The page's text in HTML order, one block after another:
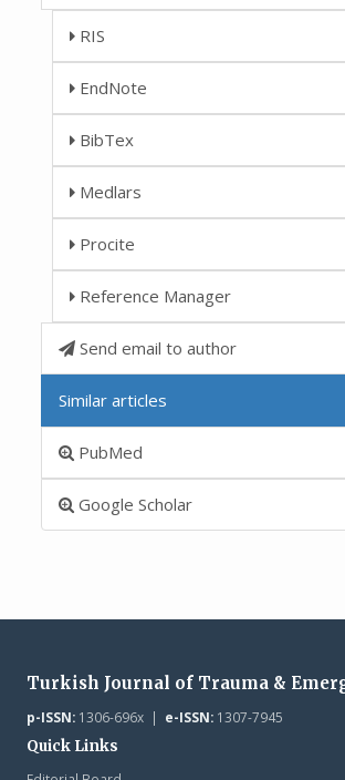
RIS
EndNote
BibTex
Medlars
Procite
Reference Manager
Send email to author
Similar articles
PubMed
Google Scholar
Turkish Journal of Trauma &
p-ISSN:1306-696x | e-ISSN:1307-7945
Quick Links